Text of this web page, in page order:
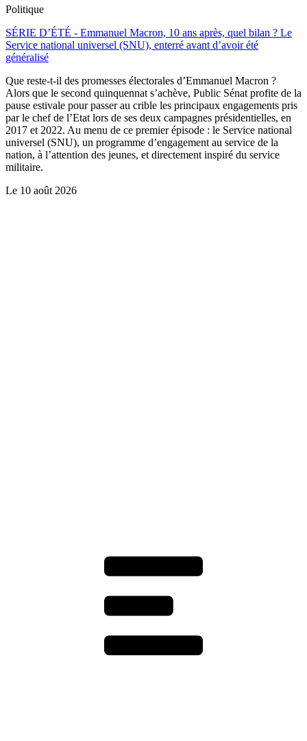
Politique
SÉRIE D’ÉTÉ - Emmanuel Macron, 10 ans après, quel bilan ? Le
Service national universel (SNU), enterré avant d’avoir été
généralisé
Que reste-t-il des promesses électorales d’Emmanuel Macron ?
Alors que le second quinquennat s’achève, Public Sénat profite de la
pause estivale pour passer au crible les principaux engagements pris
par le chef de l’Etat lors de ses deux campagnes présidentielles, en
2017 et 2022. Au menu de ce premier épisode : le Service national
universel (SNU), un programme d’engagement au service de la
nation, à l’attention des jeunes, et directement inspiré du service
militaire.
Le 10 août 2026